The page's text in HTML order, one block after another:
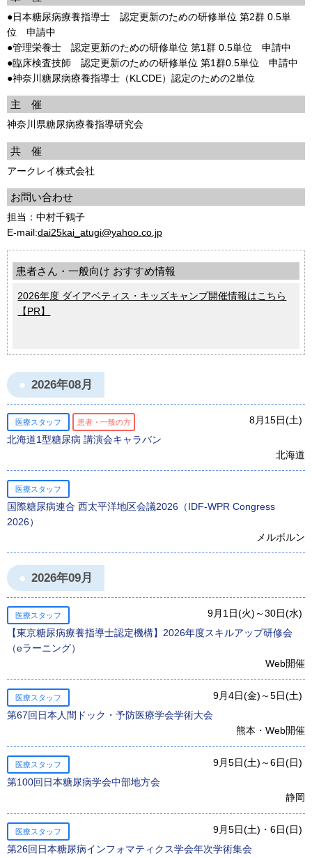
●日本糖尿病療養指導士 認定更新のための研修単位 第2群 0.5単
位 申請中
●管理栄養士 認定更新のための研修単位 第1群 0.5単位 申請中
●臨床検査技師 認定更新のための研修単位 第1群0.5単位 申請中
●神奈川糖尿病療養指導士（KLCDE）認定のための2単位
主 催
神奈川県糖尿病療養指導研究会
共 催
アークレイ株式会社
お問い合わせ
担当：中村千鶴子
E-mail:dai25kai_atugi@yahoo.co.jp
患者さん・一般向け おすすめ情報
2026年度 ダイアベティス・キッズキャンプ開催情報はこちら
【PR】
2026年08月
医療スタッフ 患者・一般の方
8月15日(土)
北海道1型糖尿病 講演会キャラバン
北海道
医療スタッフ
国際糖尿病連合 西太平洋地区会議2026（IDF-WPR Congress
2026）
メルボルン
2026年09月
医療スタッフ
9月1日(火)～30日(水)
【東京糖尿病療養指導士認定機構】2026年度スキルアップ研修会
（eラーニング）
Web開催
医療スタッフ
9月4日(金)～5日(土)
第67回日本人間ドック・予防医療学会学術大会
熊本・Web開催
医療スタッフ
9月5日(土)～6日(日)
第100回日本糖尿病学会中部地方会
静岡
医療スタッフ
9月5日(土)・6日(日)
第26回日本糖尿病インフォマティクス学会年次学術集会